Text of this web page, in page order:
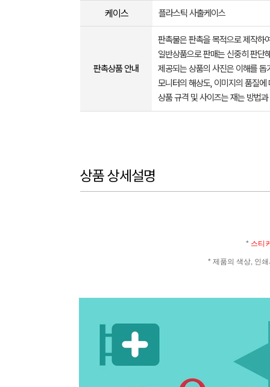
케이스 플라스틱 사출케이스
판촉상품 안내
판촉물은 판촉을 목적으로 제작하
일반상품으로 판매는 신중히 판단
제공되는 상품의 사진은 이해를
모니터의 해상도, 이미지의 품질
상품 규격 및 사이즈는 재는 방법
상품 상세설명
* 스티
* 제품의 색상, 인